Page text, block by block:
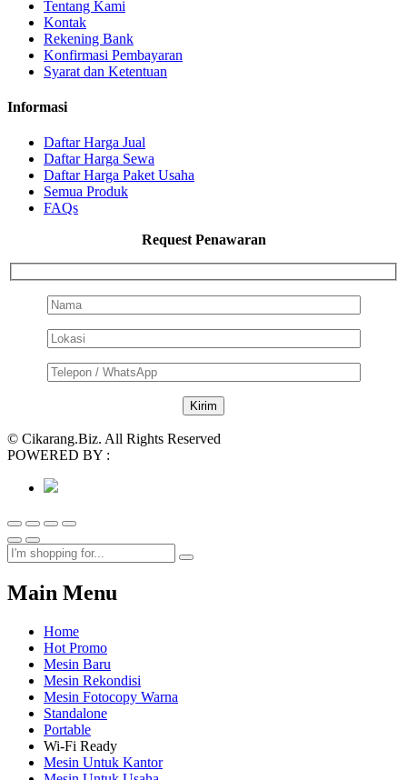
Tentang Kami
Kontak
Rekening Bank
Konfirmasi Pembayaran
Syarat dan Ketentuan
Informasi
Daftar Harga Jual
Daftar Harga Sewa
Daftar Harga Paket Usaha
Semua Produk
FAQs
Request Penawaran
© Cikarang.Biz. All Rights Reserved
POWERED BY :
Main Menu
Home
Hot Promo
Mesin Baru
Mesin Rekondisi
Mesin Fotocopy Warna
Standalone
Portable
Wi-Fi Ready
Mesin Untuk Kantor